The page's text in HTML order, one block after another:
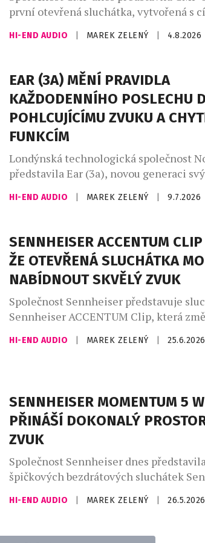
první otevřená sluchátka, vytvořená s
nabídnout zážitek z poslechu, který
přirozeně, jako zní. CMF Clip Pro jsou
absolvují dlouhé pracovní dny a vedou
styl. Spojují ergonomický otevřený
pohlcujícím zvukem, […]
HI-END AUDIO MAREK ZELENÝ 4.8.2026
EAR (3A) MĚNÍ PRAVIDLA
KAŽDODENNÍHO POSLECHU
POHLCUJÍCÍMU ZVUKU A
FUNKCÍM
Londýnská technologická společnost
představila Ear (3a), novou generaci
nejprodávanějších sluchátek z řady (a).
do hravé produktové řady (a) značky
vlastní osobnosti. Novinka, inspirovaná
hudby a sebevyjádřením, přichází s
paletou barev – vedle černé, bílé a
HI-END AUDIO MAREK ZELENÝ 9.7.2026
SENNHEISER ACCENTUM CLIP
ŽE OTEVŘENÁ SLUCHÁTKA
NABÍDNOUT SKVĚLÝ ZVUK
Společnost Sennheiser představuje
Sennheiser ACCENTUM Clip, která
od populární kategorie plně
otevřených sluchátek. Ačkoli novinka
připojení pomocí Bluetooth standardu
kodeku LDAC. Fanoušci se tak mohou
HI-END AUDIO MAREK ZELENÝ 25.6.2026
SENNHEISER MOMENTUM 5
PŘINÁŠÍ DOKONALÝ
ZVUK
Společnost Sennheiser dnes
špičkových bezdrátových sluchátek
MOMENTUM 5 Wireless. Novinka
úspěch předchozí generace a zachovává
baterie. Současně však přidává
HI-END AUDIO MAREK ZELENÝ 26.5.2026